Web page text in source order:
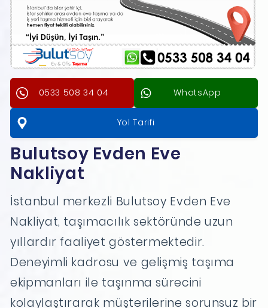
0533 508 34 04 WhatsApp
Yol Tarifi
Bulutsoy Evden Eve
Nakliyat
İstanbul merkezli Bulutsoy Evden Eve
Nakliyat, taşımacılık sektöründe uzun
yıllardır faaliyet göstermektedir.
Deneyimli kadrosu ve gelişmiş taşıma
ekipmanları ile taşınma sürecini
kolaylaştırarak müşterilerine sorunsuz bir